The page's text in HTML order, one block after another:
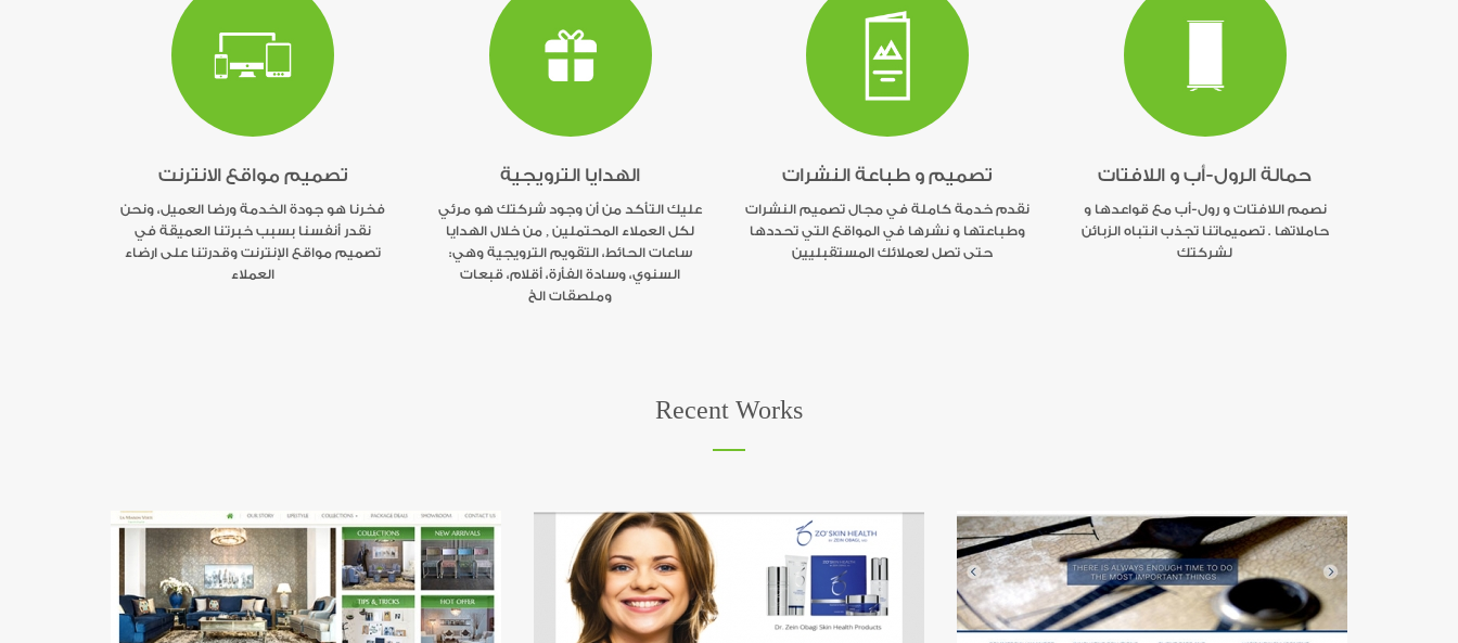
حمالة الرول-أب و اللافتات
نصمم اللافتات و رول-أب مع قواعدها و
حاملاتها . تصميماتنا تجذب انتباه الزبائن
لشركتك
تصميم و طباعة النشرات
نقدم خدمة كاملة في مجال تصميم النشرات
وطباعتها و نشرها في المواقع التي تحددها
حتى تصل لعملائك المستقبليين
الهدايا الترويجية
عليك التأكد من أن وجود شركتك هو مرئي
لكل العملاء المحتملين , من خلال الهدايا
الترويجية وهي: ساعات الحائط، التقويم
السنوي، وسادة الفأرة، أقلام، قبعات
وملصقات الخ
تصميم مواقع الانترنت
فخرنا هو جودة الخدمة ورضا العميل، ونحن
نقدر أنفسنا بسبب خبرتنا العميقة في
تصميم مواقع الإنترنت وقدرتنا على ارضاء
العملاء
Recent Works